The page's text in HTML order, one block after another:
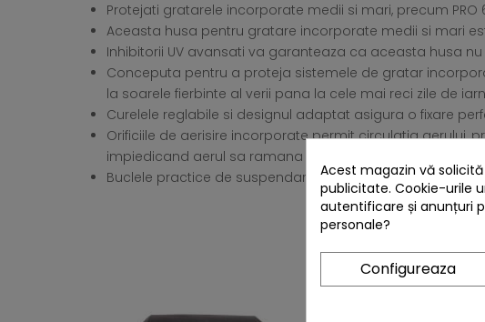
Protejati gratarele incorporate medii si mari, precum
Aceasta husa pentru gratare incorporate medii si mari
Inhibitorii UV avansati va garanteaza ca aceasta husa
Conceputa pentru a proteja sistemele de gratar
la soarele fierbinte al verii pana la cele mai reci zile de
Curelele reglabile si designul adaptat asigura o fixare
Orificiile de aerisire incorporate permit circulatia aerului,
impiedicand aerul sa ramana blocat sub husa
Buclele practice de suspendare permit agatarea husei
4
Acest magazin vă
publicitate. Cookie-urile
autentificare și anunțuri
personale?
Configureaza